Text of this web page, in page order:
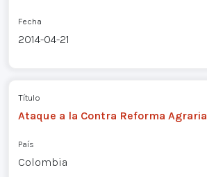
Fecha
2014-04-21
Título
Ataque a la Contra Reforma Agraria
País
Colombia